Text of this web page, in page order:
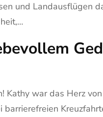
und Landausflügen
Kathy war das Herz
barrierefreien